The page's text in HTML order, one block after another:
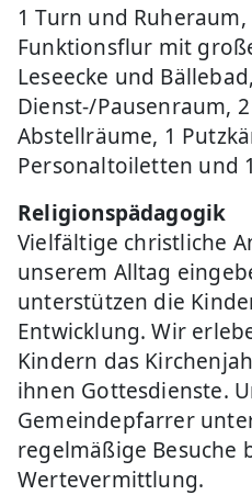
1 Turn und
Funktionsflur mit
Leseecke und
Dienst-/Pausenraum,
Abstellräume, 1
Personaltoiletten und
Religionspädagogik
Vielfältige christliche
unserem Alltag
unterstützen die
Entwicklung. Wir
Kindern das
ihnen Gottesdienste.
Gemeindepfarrer
regelmäßige Besuche
Wertevermittlung.